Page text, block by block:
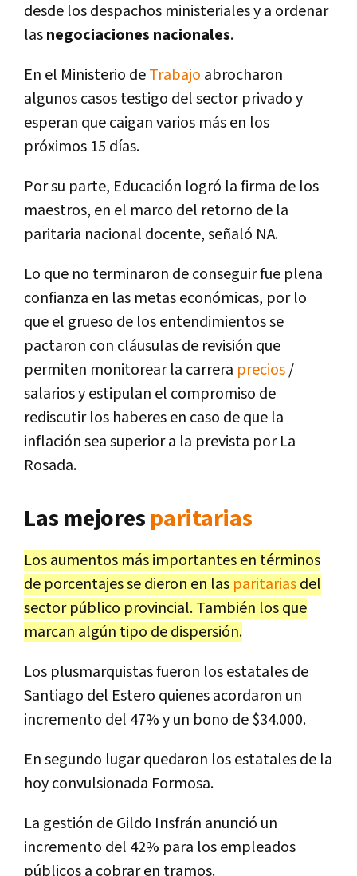
desde los despachos ministeriales y a ordenar
lasnegociaciones nacionales.
En el Ministerio deTrabajo abrocharon
algunos casos testigo del sector privado y
esperan que caigan varios más en los
próximos 15 días.
Por su parte, Educación logró la firma de los
maestros, en el marco del retorno de la
paritaria nacional docente, señaló NA.
Lo que no terminaron de conseguir fue plena
confianza en las metas económicas, por lo
que el grueso de los entendimientos se
pactaron con cláusulas de revisión que
permiten monitorear la carrera precios/
salarios y estipulan el compromiso de
rediscutir los haberes en caso de que la
inflación sea superior a la prevista por La
Rosada.
Las mejores paritarias
Los aumentos más importantes en términos
de porcentajes se dieron en las paritariasdel
sector público provincial. También los que
marcan algún tipo de dispersión.
Los plusmarquistas fueron los estatales de
Santiago del Estero quienes acordaron un
incremento del 47% y un bono de $34.000.
En segundo lugar quedaron los estatales de la
hoy convulsionada Formosa.
La gestión de Gildo Insfrán anunció un
incremento del 42% para los empleados
públicos a cobrar en tramos.